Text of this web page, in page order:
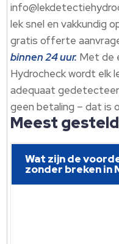
lek snel en vakkundig
gratis offerte
binnen 24 uur. Met de
Hydrocheck wordt elk
adequaat
geen betaling – dat is
Meest
Wat zijn de
zonder breken in